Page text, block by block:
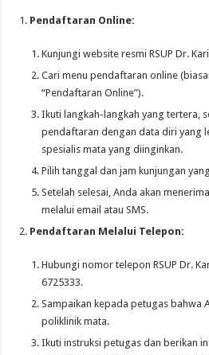
Pendaftaran Online:
Kunjungi website resmi RSUP Dr.
Cari menu pendaftaran online
“Pendaftaran Online”).
Ikuti langkah-langkah yang tertera,
pendaftaran dengan data diri yang
spesialis mata yang diinginkan.
Pilih tanggal dan jam kunjungan
Setelah selesai, Anda akan
melalui email atau SMS.
Pendaftaran Melalui Telepon:
Hubungi nomor telepon RSUP Dr.
6725333.
Sampaikan kepada petugas bahwa
poliklinik mata.
Ikuti instruksi petugas dan berikan